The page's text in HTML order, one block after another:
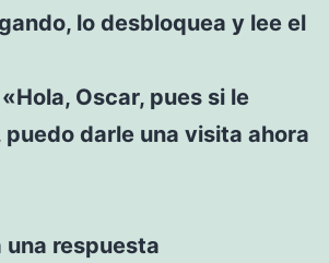
lo desbloquea y lee el
Oscar, pues si le
puedo darle una visita ahora
respuesta